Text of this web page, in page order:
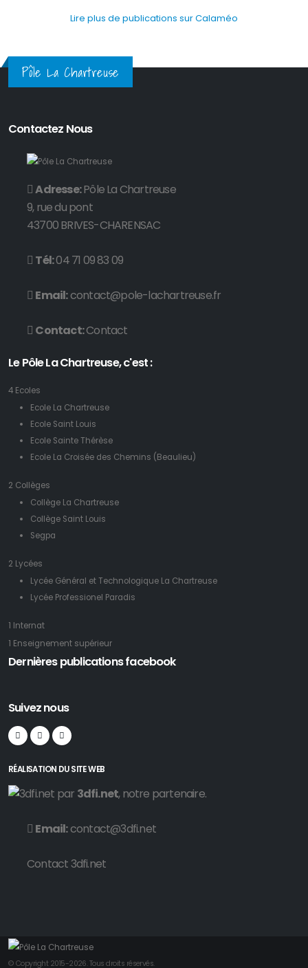
Lire plus de publications sur Calaméo
Pôle La Chartreuse
Contactez Nous
Adresse:Pôle La Chartreuse
9, rue du pont
43700 BRIVES-CHARENSAC
Tél:04 71 09 83 09
Email:contact@pole-lachartreuse.fr
Contact:Contact
Le Pôle La Chartreuse, c'est :
4 Ecoles
Ecole La Chartreuse
Ecole Saint Louis
Ecole Sainte Thérèse
Ecole La Croisée des Chemins (Beaulieu)
2 Collèges
Collège La Chartreuse
Collège Saint Louis
Segpa
2 Lycées
Lycée Général et Technologique La Chartreuse
Lycée Professionel Paradis
1 Internat
1 Enseignement supérieur
Dernières publications facebook
Suivez nous
RÉALISATION DU SITE WEB
par 3dfi.net, notre partenaire.
Email:contact@3dfi.net
Contact 3dfi.net
© Copyright 2015-2026. Tous droits réservés.